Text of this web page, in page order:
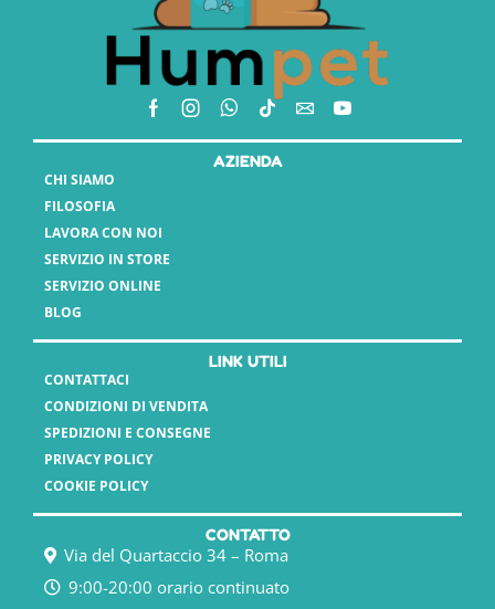
AZIENDA
CHI SIAMO
FILOSOFIA
LAVORA CON NOI
SERVIZIO IN STORE
SERVIZIO ONLINE
BLOG
LINK UTILI
CONTATTACI
CONDIZIONI DI VENDITA
SPEDIZIONI E CONSEGNE
PRIVACY POLICY
COOKIE POLICY
CONTATTO
Via del Quartaccio 34 – Roma
9:00-20:00 orario continuato